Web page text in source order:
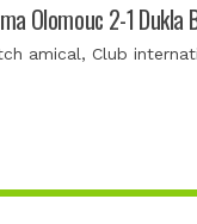
Olomouc 2-1 Dukla
amical, Club